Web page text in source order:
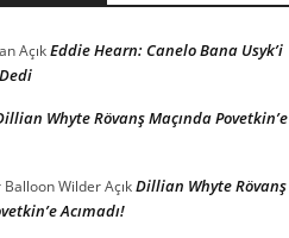
AçıkEddie Hearn: Canelo Bana Usyk’i
Whyte Rövanş Maçında Povetkin’e
Balloon WilderAçıkDillian Whyte Rövanş
Acımadı!